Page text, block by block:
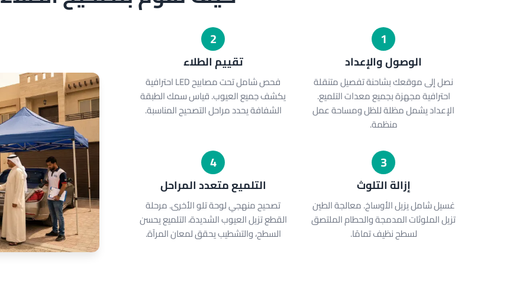
1
الوصول والإعداد
نصل إلى موقعك بشاحنة تفصيل متنقلة
احترافية مجهزة بجميع معدات التلميع.
الإعداد يشمل مظلة للظل ومساحة عمل
منظمة.
2
تقييم الطلاء
فحص شامل تحت مصابيح LED احترافية
يكشف جميع العيوب. قياس سمك الطبقة
الشفافة يحدد مراحل التصحيح المناسبة.
3
إزالة التلوث
غسيل شامل يزيل الأوساخ. معالجة الطين
تزيل الملوثات المدمجة والحطام الملتصق
لسطح نظيف تمامًا.
4
التلميع متعدد المراحل
تصحيح منهجي لوحة تلو الأخرى. مرحلة
القطع تزيل العيوب الشديدة، التلميع يحسن
السطح، والتشطيب يحقق لمعان المرآة.